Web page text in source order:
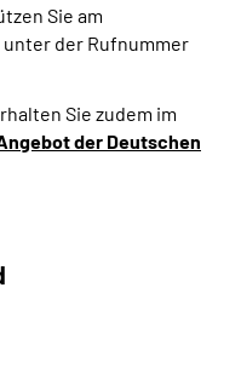
Sie am
der Rufnummer
Sie zudem im
der Deutschen